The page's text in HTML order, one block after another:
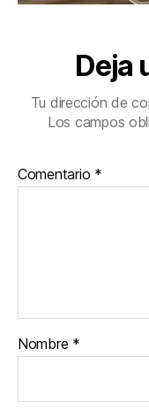
Deja
Tu dirección de
Los campos
Comentario *
Nombre *